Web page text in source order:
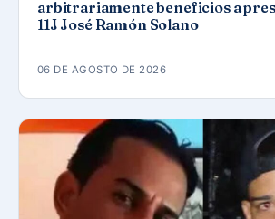
arbitrariamente beneficios a
11J José Ramón Solano
06 DE AGOSTO DE 2026